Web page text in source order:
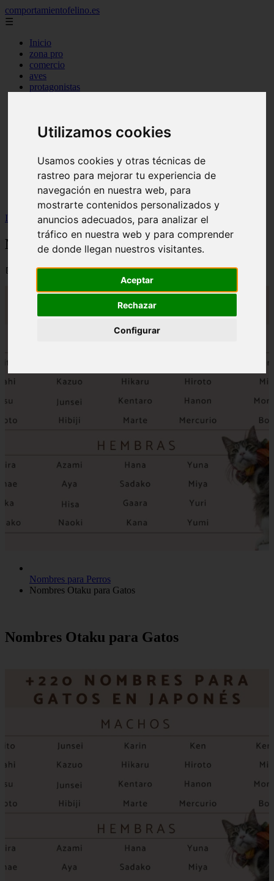
Utilizamos cookies
Usamos cookies y otras técnicas de
rastreo para mejorar tu experiencia de
navegación en nuestra web, para
mostrarte contenidos personalizados y
anuncios adecuados, para analizar el
tráfico en nuestra web y para comprender
de donde llegan nuestros visitantes.
Aceptar
Rechazar
Configurar
comportamientofelino.es
☰
Inicio
zona pro
comercio
aves
protagonistas
articulos
novedades
tablon de anuncios
uncategorized
zona pro
Inicio
gatos2 >Nombres Otaku para Gatos
Nombres Otaku para Gatos
📅 12/06/2025
Nombres para Perros
Nombres Otaku para Gatos
Nombres Otaku para Gatos